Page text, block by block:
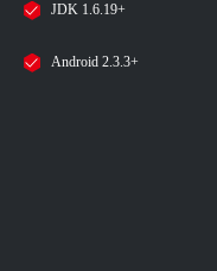
JDK 1.6.19+
Android 2.3.3+